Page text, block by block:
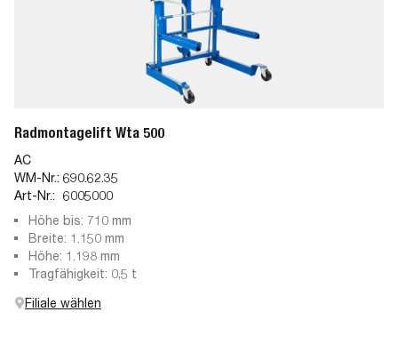
Radmontagelift Wta 500
AC
WM-Nr.: 690.62.35
Art-Nr.: 6005000
Höhe bis: 710 mm
Breite: 1.150 mm
Höhe: 1.198 mm
Tragfähigkeit: 0,5 t
Filiale wählen